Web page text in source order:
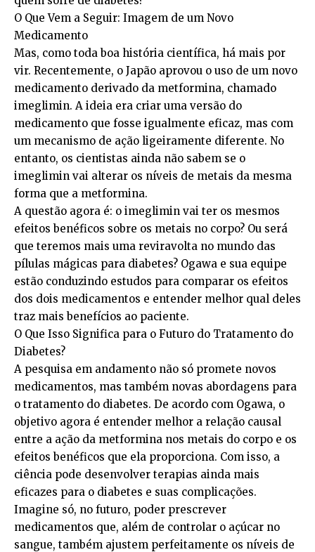
O Que Vem a Seguir: Imagem de um Novo
Medicamento
Mas, como toda boa história científica, há mais por
vir. Recentemente, o Japão aprovou o uso de um novo
medicamento derivado da metformina, chamado
imeglimin. A ideia era criar uma versão do
medicamento que fosse igualmente eficaz, mas com
um mecanismo de ação ligeiramente diferente. No
entanto, os cientistas ainda não sabem se o
imeglimin vai alterar os níveis de metais da mesma
forma que a metformina.
A questão agora é: o imeglimin vai ter os mesmos
efeitos benéficos sobre os metais no corpo? Ou será
que teremos mais uma reviravolta no mundo das
pílulas mágicas para diabetes? Ogawa e sua equipe
estão conduzindo estudos para comparar os efeitos
dos dois medicamentos e entender melhor qual deles
traz mais benefícios ao paciente.
O Que Isso Significa para o Futuro do Tratamento do
Diabetes?
A pesquisa em andamento não só promete novos
medicamentos, mas também novas abordagens para
o tratamento do diabetes. De acordo com Ogawa, o
objetivo agora é entender melhor a relação causal
entre a ação da metformina nos metais do corpo e os
efeitos benéficos que ela proporciona. Com isso, a
ciência pode desenvolver terapias ainda mais
eficazes para o diabetes e suas complicações.
Imagine só, no futuro, poder prescrever
medicamentos que, além de controlar o açúcar no
sangue, também ajustem perfeitamente os níveis de